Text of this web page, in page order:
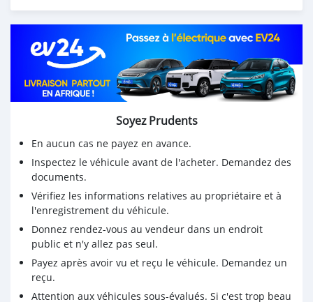
Soyez Prudents
En aucun cas ne payez en avance.
Inspectez le véhicule avant de l'acheter. Demandez des
documents.
Vérifiez les informations relatives au propriétaire et à
l'enregistrement du véhicule.
Donnez rendez-vous au vendeur dans un endroit
public et n'y allez pas seul.
Payez après avoir vu et reçu le véhicule. Demandez un
reçu.
Attention aux véhicules sous-évalués. Si c'est trop beau